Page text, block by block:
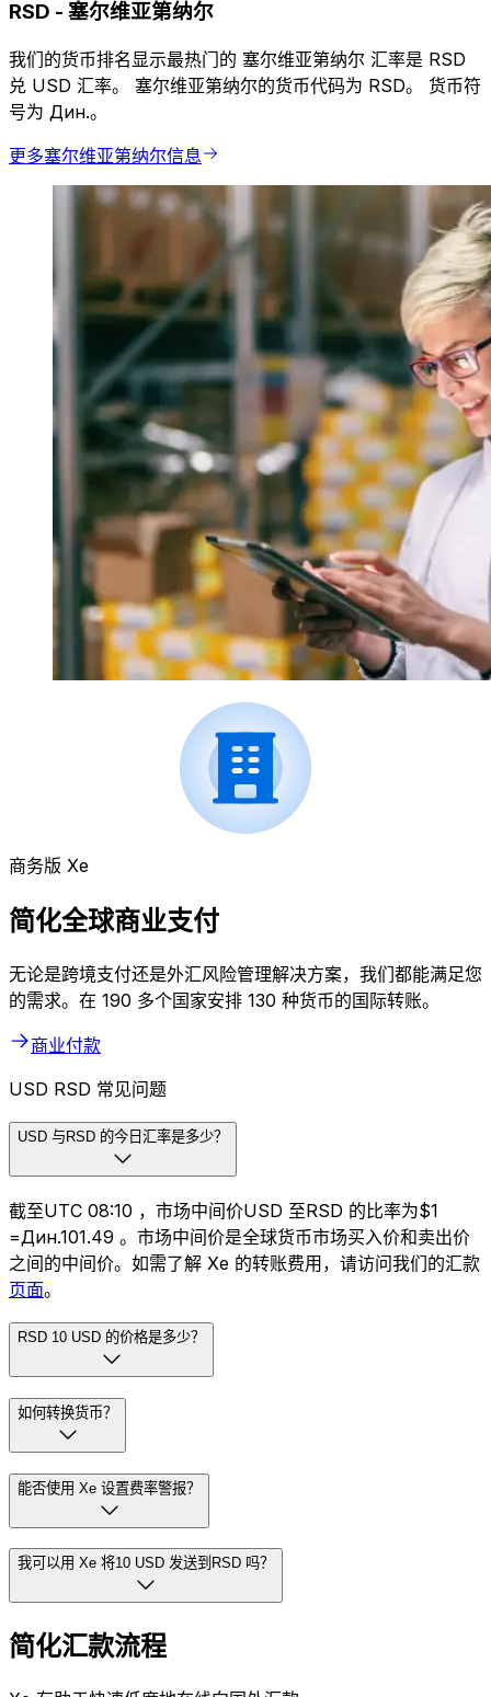
RSD - 塞尔维亚第纳尔
我们的货币排名显示最热门的 塞尔维亚第纳尔 汇率是 RSD
兑 USD 汇率。 塞尔维亚第纳尔的货币代码为 RSD。 货币符
号为 Дин.。
更多塞尔维亚第纳尔信息
商务版 Xe
简化全球商业支付
无论是跨境支付还是外汇风险管理解决方案，我们都能满足您
的需求。在 190 多个国家安排 130 种货币的国际转账。
商业付款
USD RSD 常见问题
USD 与RSD 的今日汇率是多少？
截至UTC 08:10 ，市场中间价USD 至RSD 的比率为$1
=Дин.101.49 。市场中间价是全球货币市场买入价和卖出价
之间的中间价。如需了解 Xe 的转账费用，请访问我们的汇款
页面。
RSD 10 USD 的价格是多少？
如何转换货币？
能否使用 Xe 设置费率警报？
我可以用 Xe 将10 USD 发送到RSD 吗？
简化汇款流程